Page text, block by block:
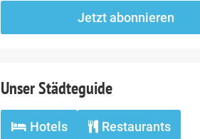
this
Jetzt abonnieren
Unser Städteguide
Hotels Restaurants